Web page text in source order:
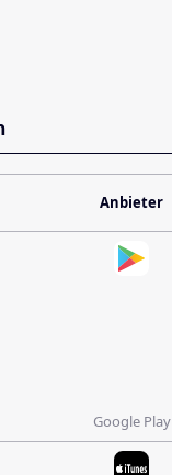
Anbieter
Google Play